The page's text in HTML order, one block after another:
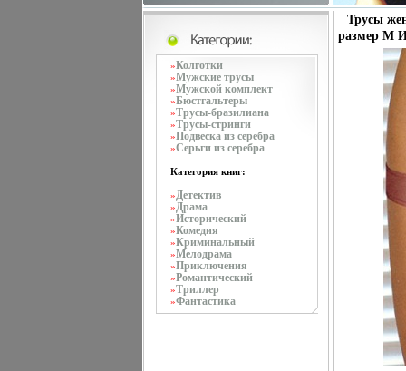
»Колготки
»Мужские трусы
»Мужской комплект
»Бюстгальтеры
»Трусы-бразилиана
»Трусы-стринги
»Подвеска из серебра
»Серьги из серебра
Категория книг:
»Детектив
»Драма
»Исторический
»Комедия
»Криминальный
»Мелодрама
»Приключения
»Романтический
»Триллер
»Фантастика
Трусы
размер M